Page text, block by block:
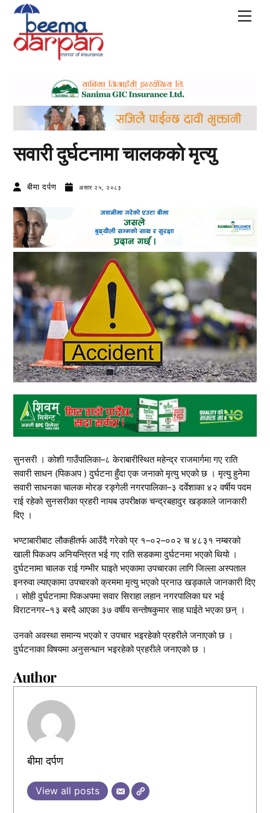
Skip
content
सवारी दुर्घटनामा चालककाे मृत्यु
बीमा दर्पण असार २५, २०८३
सुनसरी । कोशी गाउँपालिका–८ केराबारीस्थित महेन्द्र राजमार्गमा गए राति
सवारी साधन (पिकअप ) दुर्घटना हुँदा एक जनाको मृत्यु भएको छ । मृत्यु हुनेमा
सवारी साधनका चालक मोरङ रङ्गेली नगरपालिका–३ दर्वेशाका ४२ वर्षीय पदम
राई रहेको सुनसरीका प्रहरी नायब उपरीक्षक चन्द्रबहादुर खड्काले जानकारी
दिए ।
भण्टाबारीबाट लौकहीतर्फ आउँदै गरेको प्र १–०२–००२ च ४८३१ नम्बरको
खाली पिकअप अनियन्त्रित भई गए राति सडकमा दुर्घटनमा भएको थियो ।
दुर्घटनामा चालक राई गम्भीर घाइते भएकामा उपचारका लागि जिल्ला अस्पताल
इनरुवा ल्याएकामा उपचारको क्रममा मृत्यु भएको प्रनाउ खड्काले जानकारी दिए
। सोही दुर्घटनामा पिकअपमा सवार सिराहा लहान नगरपालिका घर भई
विराटनगर–१३ बस्दै आएका ३७ वर्षीय सन्तोषकुमार साह घाईते भएका छन् ।
उनको अवस्था समान्य भएको र उपचार भइरहेको प्रहरीले जनाएको छ ।
दुर्घटनाका विषयमा अनुसन्धान भइरहेको प्रहरीले जनाएको छ ।
Author
बीमा दर्पण
View all posts